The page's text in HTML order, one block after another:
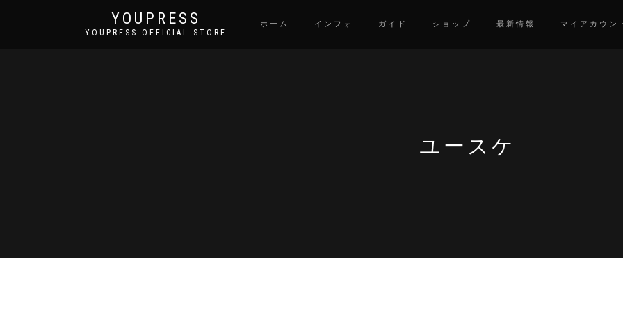
YOUPRESS
YOUPRESS OFFICIAL STORE
ホーム インフォ ガイド ショップ 最新情報 マイアカウン
ユースケ